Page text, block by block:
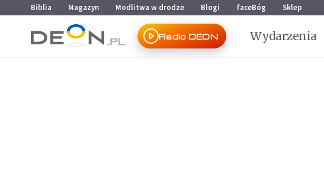
Przejdź do menu głównego
Przejdź do treści
Biblia Magazyn Modlitwa w drodze Blogi faceBóg Sklep
Radio DEON Wydarzenia